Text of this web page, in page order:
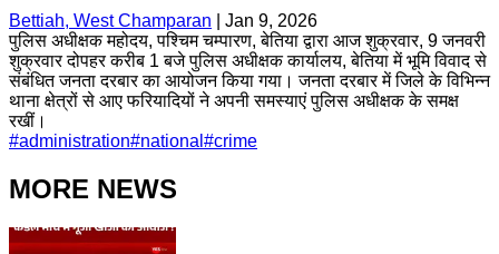
Bettiah, West Champaran
Jan 9, 2026
पुलिस अधीक्षक महोदय, पश्चिम चम्पारण, बेतिया द्वारा आज शुक्रवार, 9 जनवरी
शुक्रवार दोपहर करीब 1 बजे पुलिस अधीक्षक कार्यालय, बेतिया में भूमि विवाद से
संबंधित जनता दरबार का आयोजन किया गया। जनता दरबार में जिले के विभिन्न
थाना क्षेत्रों से आए फरियादियों ने अपनी समस्याएं पुलिस अधीक्षक के समक्ष
रखीं।
#administration#national #crime
MORE NEWS